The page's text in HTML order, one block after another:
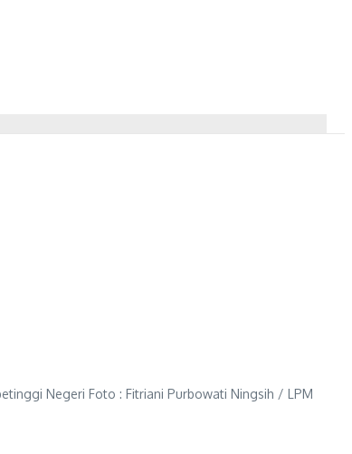
Negeri Foto : Fitriani Purbowati Ningsih / LPM